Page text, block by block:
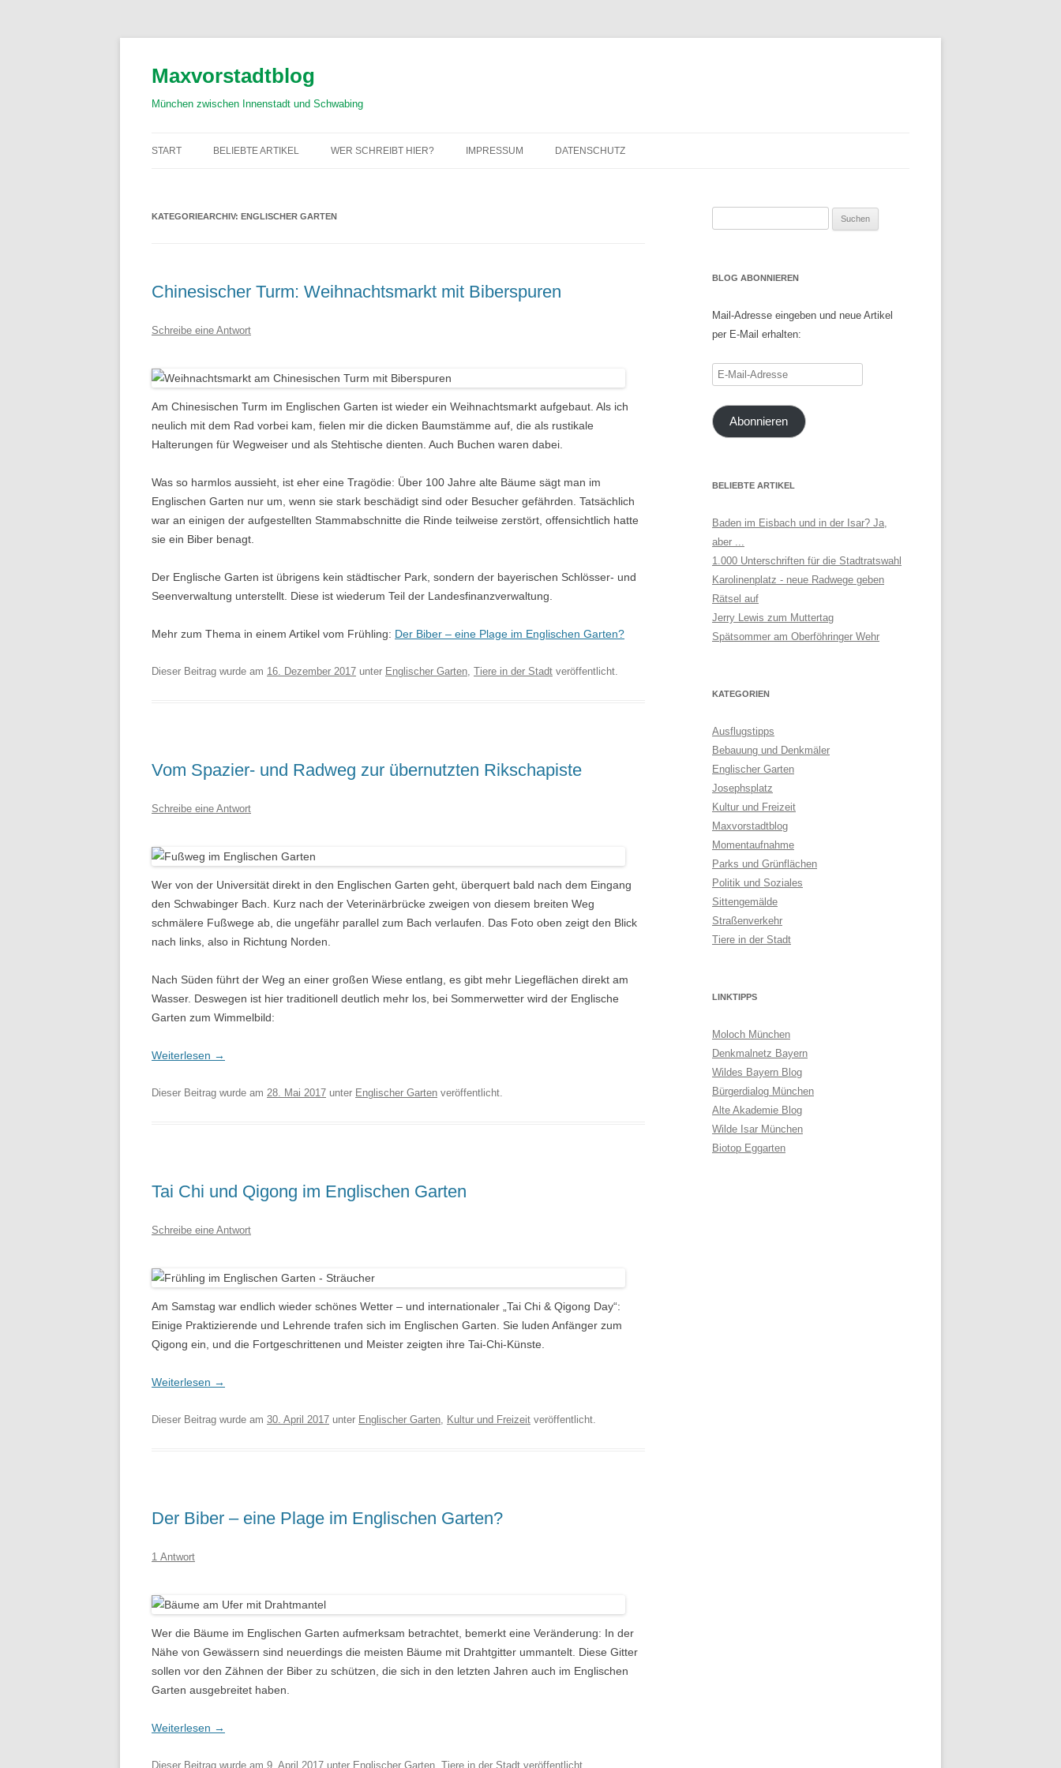
Maxvorstadtblog
München zwischen Innenstadt und Schwabing
START BELIEBTE ARTIKEL WER SCHREIBT HIER? IMPRESSUM DATENSCHUTZ
KATEGORIEARCHIV: ENGLISCHER GARTEN
Chinesischer Turm: Weihnachtsmarkt mit Biberspuren
Schreibe eine Antwort
Am Chinesischen Turm im Englischen Garten ist wieder ein Weihnachtsmarkt aufgebaut. Als ich
neulich mit dem Rad vorbei kam, fielen mir die dicken Baumstämme auf, die als rustikale
Halterungen für Wegweiser und als Stehtische dienten. Auch Buchen waren dabei.
Was so harmlos aussieht, ist eher eine Tragödie: Über 100 Jahre alte Bäume sägt man im
Englischen Garten nur um, wenn sie stark beschädigt sind oder Besucher gefährden. Tatsächlich
war an einigen der aufgestellten Stammabschnitte die Rinde teilweise zerstört, offensichtlich hatte
sie ein Biber benagt.
Der Englische Garten ist übrigens kein städtischer Park, sondern der bayerischen Schlösser- und
Seenverwaltung unterstellt. Diese ist wiederum Teil der Landesfinanzverwaltung.
Mehr zum Thema in einem Artikel vom Frühling: Der Biber – eine Plage im Englischen Garten?
Dieser Beitrag wurde am 16. Dezember 2017 unter Englischer Garten, Tiere in der Stadt veröffentlicht.
Vom Spazier- und Radweg zur übernutzten Rikschapiste
Schreibe eine Antwort
Wer von der Universität direkt in den Englischen Garten geht, überquert bald nach dem Eingang
den Schwabinger Bach. Kurz nach der Veterinärbrücke zweigen von diesem breiten Weg
schmälere Fußwege ab, die ungefähr parallel zum Bach verlaufen. Das Foto oben zeigt den Blick
nach links, also in Richtung Norden.
Nach Süden führt der Weg an einer großen Wiese entlang, es gibt mehr Liegeflächen direkt am
Wasser. Deswegen ist hier traditionell deutlich mehr los, bei Sommerwetter wird der Englische
Garten zum Wimmelbild:
Weiterlesen →
Dieser Beitrag wurde am 28. Mai 2017 unter Englischer Garten veröffentlicht.
Tai Chi und Qigong im Englischen Garten
Schreibe eine Antwort
Am Samstag war endlich wieder schönes Wetter – und internationaler „Tai Chi & Qigong Day“:
Einige Praktizierende und Lehrende trafen sich im Englischen Garten. Sie luden Anfänger zum
Qigong ein, und die Fortgeschrittenen und Meister zeigten ihre Tai-Chi-Künste.
Weiterlesen →
Dieser Beitrag wurde am 30. April 2017 unter Englischer Garten, Kultur und Freizeit veröffentlicht.
Der Biber – eine Plage im Englischen Garten?
1 Antwort
Wer die Bäume im Englischen Garten aufmerksam betrachtet, bemerkt eine Veränderung: In der
Nähe von Gewässern sind neuerdings die meisten Bäume mit Drahtgitter ummantelt. Diese Gitter
sollen vor den Zähnen der Biber zu schützen, die sich in den letzten Jahren auch im Englischen
Garten ausgebreitet haben.
Weiterlesen →
Dieser Beitrag wurde am 9. April 2017 unter Englischer Garten Tiere in der Stadt veröffentlicht.
BLOG ABONNIEREN
Mail-Adresse eingeben und neue Artikel
per E-Mail erhalten:
E-
Adresse
Abonnieren
BELIEBTE ARTIKEL
Baden im Eisbach und in der Isar? Ja,
aber ...
1.000 Unterschriften für die Stadtratswahl
Karolinenplatz - neue Radwege geben
Rätsel auf
Jerry Lewis zum Muttertag
Spätsommer am Oberföhringer Wehr
KATEGORIEN
Ausflugstipps
Bebauung und Denkmäler
Englischer Garten
Josephsplatz
Kultur und Freizeit
Maxvorstadtblog
Momentaufnahme
Parks und Grünflächen
Politik und Soziales
Sittengemälde
Straßenverkehr
Tiere in der Stadt
LINKTIPPS
Moloch München
Denkmalnetz Bayern
Wildes Bayern Blog
Bürgerdialog München
Alte Akademie Blog
Wilde Isar München
Biotop Eggarten